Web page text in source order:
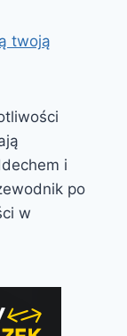
twoją
i
po
w